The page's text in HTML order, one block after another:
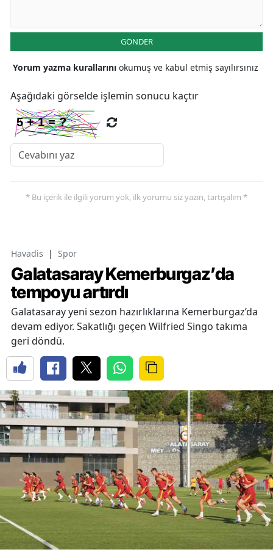
GÖNDER
Yorum yazma kurallarını okumuş ve kabul etmiş sayılırsınız
Aşağıdaki görselde işlemin sonucu kaçtır
* Bu içerik ile ilgili yorum yok, ilk yorumu siz yazın, tartışalım *
Havadis | Spor
Galatasaray Kemerburgaz’da
tempoyu artırdı
Galatasaray yeni sezon hazırlıklarına Kemerburgaz’da
devam ediyor. Sakatlığı geçen Wilfried Singo takıma
geri döndü.